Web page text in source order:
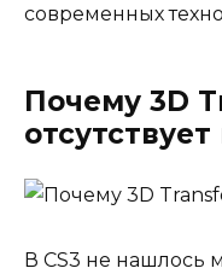
современных
Почему 3D
отсутствует
В CS3 не нашлось